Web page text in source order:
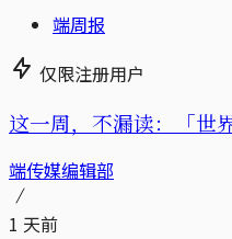
端周报
仅限注册用户
这一周，不漏读：「世
端传媒编辑部
1 天前